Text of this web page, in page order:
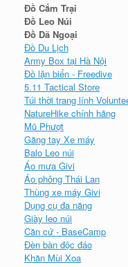
Đồ Cắm Trại
Đồ Leo Núi
Đồ Dã Ngoại
Đồ Du Lịch
Army Box tại Hà Nội
Đồ lặn biển - Freedive
5.11 Tactical Store
Túi thời trang lính
NatureHike chính hãng
Mũ Phượt
Găng tay Xe máy
Balo Leo núi
Áo mưa Givi
Áo phông Thái Lan
Thùng xe máy Givi
Dụng cụ đa năng
Giày leo núi
Căn cứ - BaseCamp
Đèn bàn độc đáo
Khăn Mùi Xoa